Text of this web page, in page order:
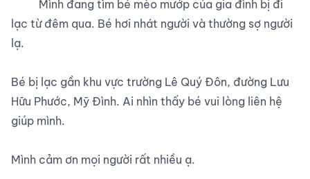
lạc từ đêm qua. Bé hơi nhát người và thường sợ người
lạ.
Bé bị lạc gần khu vực trường Lê Quý Đôn, đường Lưu
Hữu Phước, Mỹ Đình. Ai nhìn thấy bé vui lòng liên hệ
giúp mình.
Mình cảm ơn mọi người rất nhiều ạ.